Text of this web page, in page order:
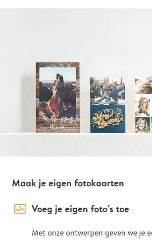
Maak je eigen fotokaarten
image_placeholder Voeg je eigen foto's toe
Met onze ontwerpen geven we je